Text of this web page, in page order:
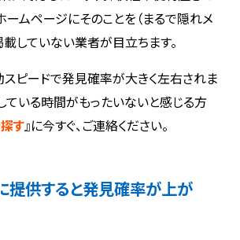
ームページにそのことを（まるで隠れメ
載していない業者が目立ちます。
スピードで発見確率が大きく左右されま
ている時間がもったいないと感じる方
す』に今すぐ、ご連絡ください。
提供すると発見確率が上が